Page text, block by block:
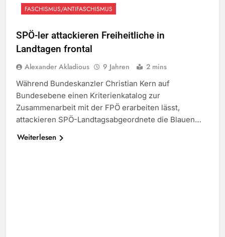
FASCHISMUS/ANTIFASCHISMUS
SPÖ-ler attackieren Freiheitliche in
Landtagen frontal
Alexander Akladious 9 Jahren 2 mins
Während Bundeskanzler Christian Kern auf
Bundesebene einen Kriterienkatalog zur
Zusammenarbeit mit der FPÖ erarbeiten lässt,
attackieren SPÖ-Landtagsabgeordnete die Blauen…
Weiterlesen